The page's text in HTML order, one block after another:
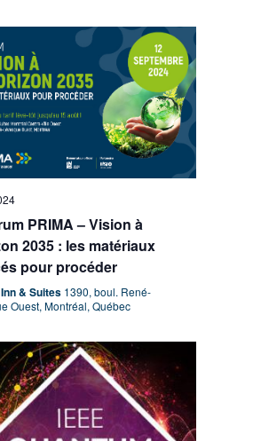
PRIMA – Vision à
2035 : les matériaux
pour procéder
& Suites 1390, boul. René-
Ouest, Montréal, Québec